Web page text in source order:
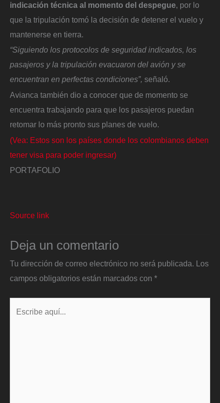
indicación técnica al momento del despegue , por lo
que la tripulación tomó la decisión de detener el vuelo y
mantenerse en tierra.
“Siguiendo los protocolos de seguridad indicados, los
pasajeros y la tripulación evacuaron del avión y se
encuentran en perfectas condiciones”, señaló.
Avianca también dio a conocer que de momento se
encuentra trabajando para que los pasajeros puedan
retomar lo más pronto sus planes de vuelo.
(Vea: Estos son los países donde los colombianos deben
tener visa para poder ingresar)
PORTAFOLIO
Source link
Deja un comentario
Tu dirección de correo electrónico no será publicada.
Los
campos obligatorios están marcados con *